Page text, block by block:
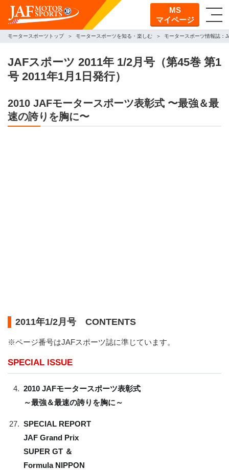
MS
マイページ
モータースポーツトップ モータースポーツを知る・楽しむ モータースポーツ情報誌：
JAFスポーツ 2011年 1/2月号（第45巻 第1
号 2011年1月1日発行）
2010 JAFモータースポーツ表彰式 〜最強＆最
速の誇りを胸に〜
2011年1/2月号 CONTENTS
※ページ番号はJAFスポーツ誌に準じています。
SPECIAL ISSUE
4. 2010 JAFモータースポーツ表彰式
～最強＆最速の誇りを胸に～
27. SPECIAL REPORT
JAF Grand Prix
SUPER GT ＆
Formula NIPPON